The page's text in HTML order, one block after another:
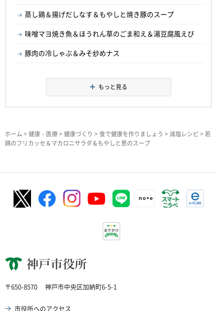
蒸し鶏＆揚げだしなす＆もやしと焼き豚のスープ
味噌マヨ焼き魚＆ほうれん草のごま和え＆湯豆腐風えび
豚肉の冷しゃぶ＆みそ炒めナス
もっと見る
ホーム > 健康・医療> 健康づくり > 食で健康を作りましょう > 減塩レシピ > 若
鶏のフリカッセ＆マカロニサラダ＆もやしと葱のスープ
神戸市役所
〒650-8570 神戸市中央区加納町6-5-1
市役所へのアクセス